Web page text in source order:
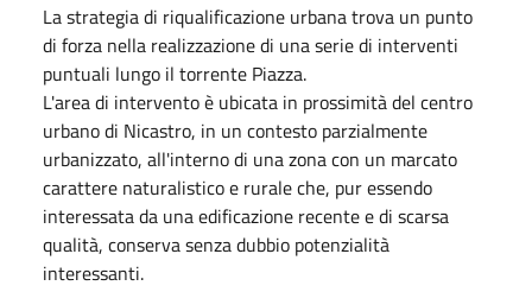
La strategia di riqualificazione urbana trova un punto
di forza nella realizzazione di una serie di interventi
puntuali lungo il torrente Piazza.
L'area di intervento è ubicata in prossimità del centro
urbano di Nicastro, in un contesto parzialmente
urbanizzato, all'interno di una zona con un marcato
carattere naturalistico e rurale che, pur essendo
interessata da una edificazione recente e di scarsa
qualità, conserva senza dubbio potenzialità
interessanti.